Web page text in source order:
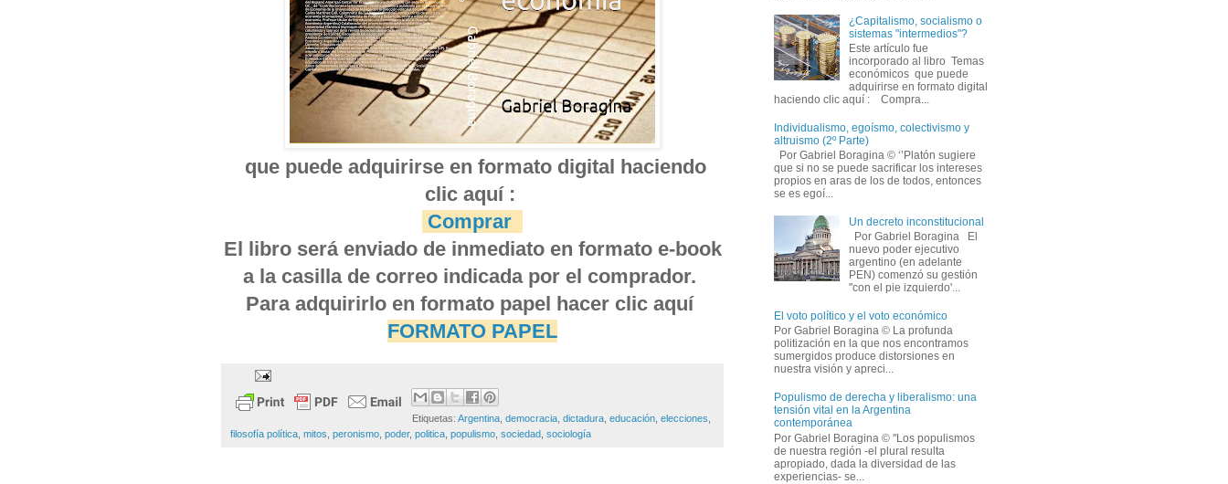
que puede adquirirse en formato digital haciendo
clic aquí :
Comprar
El libro será enviado de inmediato en formato e-book
a la casilla de correo indicada por el comprador.
Para adquirirlo en formato papel hacer clic aquí
FORMATO PAPEL
Etiquetas: Argentina ,democracia ,dictadura ,educación ,elecciones
filosofía política mitos peronismo poder, politica populismo sociedad sociología
¿Capitalismo, socialismo o
sistemas "intermedios"?
Este artículo fue
incorporado al libro Temas
económicos que puede
adquirirse en formato digital
haciendo clic aquí : Compra...
Individualismo, egoísmo, colectivismo y
altruismo (2º Parte)
Por Gabriel Boragina © ‘’Platón sugiere
que si no se puede sacrificar los intereses
propios en aras de los de todos, entonces
se es egoí...
Un decreto inconstitucional
Por Gabriel Boragina El
nuevo poder ejecutivo
argentino (en adelante
PEN) comenzó su gestión
''con el pie izquierdo'...
El voto político y el voto económico
Por Gabriel Boragina © La profunda
politización en la que nos encontramos
sumergidos produce distorsiones en
nuestra visión y apreci...
Populismo de derecha y liberalismo: una
tensión vital en la Argentina
contemporánea
Por Gabriel Boragina © ''Los populismos
de nuestra región -el plural resulta
apropiado, dada la diversidad de las
experiencias- se...